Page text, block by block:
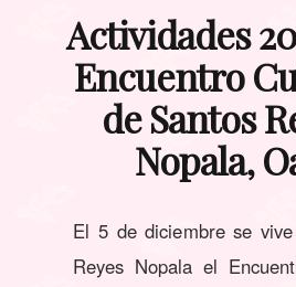
Actividades
Encuentro
de Santos
Nopala,
El 5 de diciembre se
Reyes Nopala el